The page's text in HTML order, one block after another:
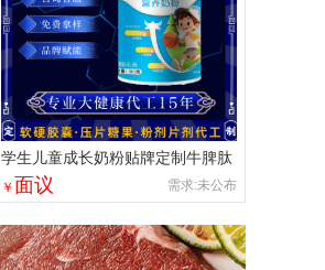
学生儿童成长奶粉贴牌定制牛脾肽
钙铁锌调制乳粉高钙牛奶粉
￥ 面议 需求:未公布